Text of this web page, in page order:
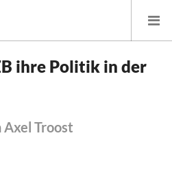
und Finanzpolitik
ihre Politik in der
Troost